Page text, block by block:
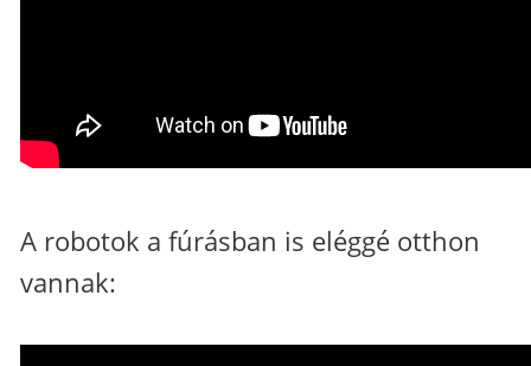
A robotok a fúrásban is eléggé otthon
vannak: